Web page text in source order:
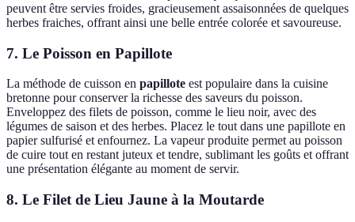
peuvent être servies froides, gracieusement assaisonnées de quelques
herbes fraiches, offrant ainsi une belle entrée colorée et savoureuse.
7. Le Poisson en Papillote
La méthode de cuisson en papillote est populaire dans la cuisine
bretonne pour conserver la richesse des saveurs du poisson.
Enveloppez des filets de poisson, comme le lieu noir, avec des
légumes de saison et des herbes. Placez le tout dans une papillote en
papier sulfurisé et enfournez. La vapeur produite permet au poisson
de cuire tout en restant juteux et tendre, sublimant les goûts et offrant
une présentation élégante au moment de servir.
8. Le Filet de Lieu Jaune à la Moutarde